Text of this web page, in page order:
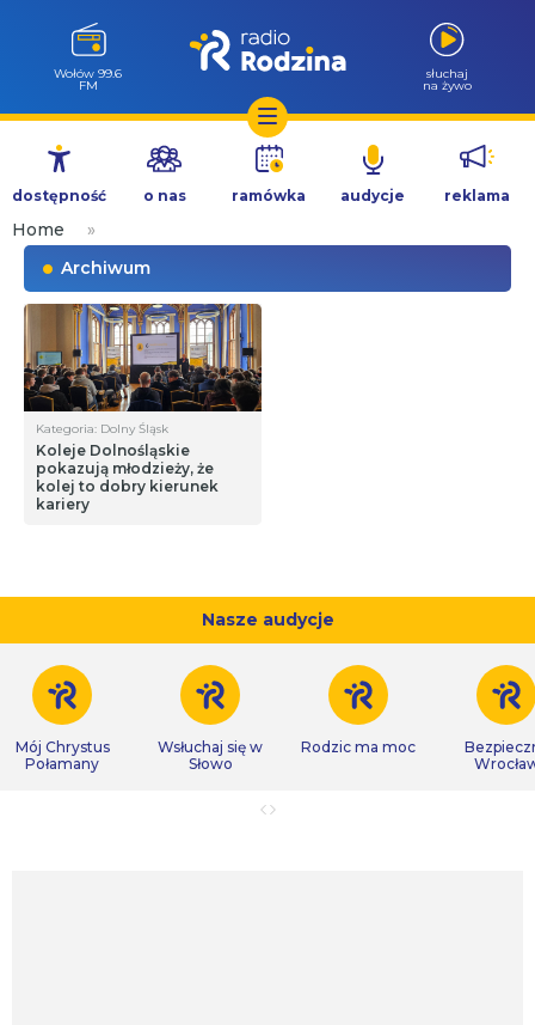
Przejdź
treści
Wołów 99.6
FM
słuchaj
na żywo
dostępność o nas ramówka audycje reklama
Home
»
Archiwum
Kategoria: Dolny Śląsk
Koleje Dolnośląskie
pokazują młodzieży, że
kolej to dobry kierunek
kariery
Nasze audycje
Mój Chrystus
Połamany
Wsłuchaj się w
Słowo
Rodzic ma moc